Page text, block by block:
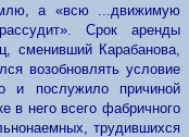
а «всю ...движимую
Срок аренды
сменивший Карабанова,
возобновлять условие
послужило причиной
в него всего фабричного
трудившихся